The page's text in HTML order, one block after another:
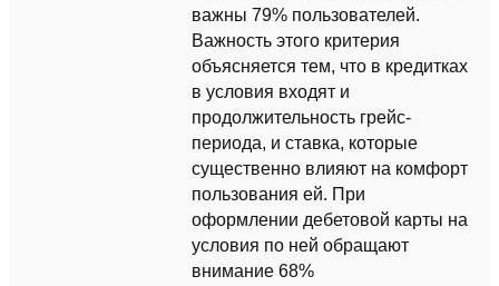
важны 79% пользователей.
Важность этого критерия
объясняется тем, что в кредитках
в условия входят и
продолжительность грейс-
периода, и ставка, которые
существенно влияют на комфорт
пользования ей. При
оформлении дебетовой карты на
условия по ней обращают
внимание 68%